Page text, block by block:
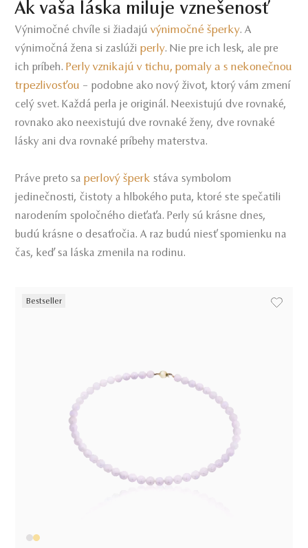
Ak vaša láska miluje vznešenosť
Výnimočné chvíle si žiadajúvýnimočné šperky. A
výnimočná žena si zaslúžiperly. Nie pre ich lesk, ale pre
ich príbeh. Perly vznikajú v tichu, pomaly a s nekonečnou
trpezlivosťou – podobne ako nový život, ktorý vám zmení
celý svet. Každá perla je originál. Neexistujú dve rovnaké,
rovnako ako neexistujú dve rovnaké ženy, dve rovnaké
lásky ani dva rovnaké príbehy materstva.
Práve preto saperlový šperk stáva symbolom
jedinečnosti, čistoty a hlbokého puta, ktoré ste spečatili
narodením spoločného dieťaťa. Perly sú krásne dnes,
budú krásne o desaťročia. A raz budú niesť spomienku na
čas, keď sa láska zmenila na rodinu.
Bestseller